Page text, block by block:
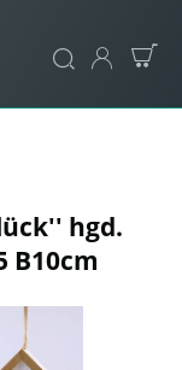
hgd.
B10cm